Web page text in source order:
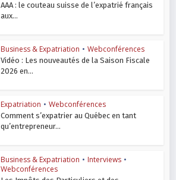
AAA : le couteau suisse de l’expatrié français
aux...
Business & Expatriation • Webconférences
Vidéo : Les nouveautés de la Saison Fiscale
2026 en...
Expatriation • Webconférences
Comment s’expatrier au Québec en tant
qu’entrepreneur...
Business & Expatriation • Interviews •
Webconférences